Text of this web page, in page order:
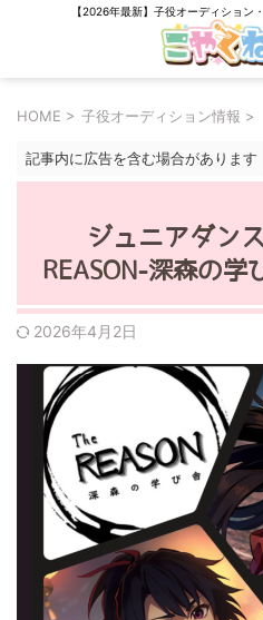
【2026年最新】子役オーディション
HOME > 子役オーディション情報 >
記事内に広告を含む場合があります
ジュニアダン
REASON-深森の
2026年4月2日